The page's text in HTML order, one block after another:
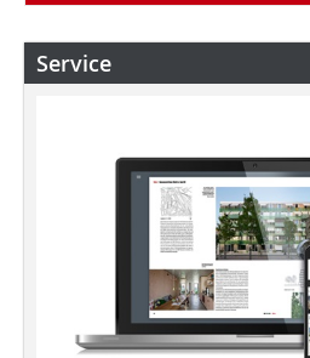
Service